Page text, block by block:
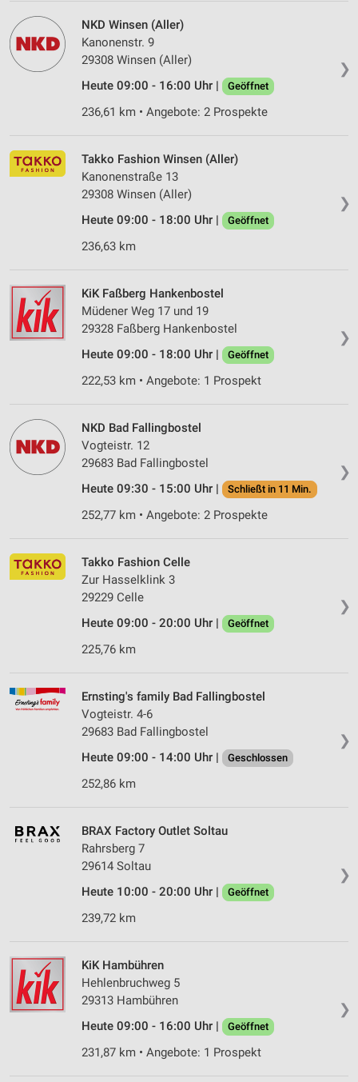
❯
NKD Winsen (Aller)
Kanonenstr. 9
29308 Winsen (Aller)
Heute 09:00 - 16:00 Uhr |
Geöffnet
236,61 km • Angebote: 2 Prospekte
❯
Takko Fashion Winsen (Aller)
Kanonenstraße 13
29308 Winsen (Aller)
Heute 09:00 - 18:00 Uhr |
Geöffnet
236,63 km
❯
KiK Faßberg Hankenbostel
Müdener Weg 17 und 19
29328 Faßberg Hankenbostel
Heute 09:00 - 18:00 Uhr |
Geöffnet
222,53 km • Angebote: 1 Prospekt
❯
NKD Bad Fallingbostel
Vogteistr. 12
29683 Bad Fallingbostel
Heute 09:30 - 15:00 Uhr |
Schließt in 11 Min.
252,77 km • Angebote: 2 Prospekte
❯
Takko Fashion Celle
Zur Hasselklink 3
29229 Celle
Heute 09:00 - 20:00 Uhr |
Geöffnet
225,76 km
❯
Ernsting's family Bad Fallingbostel
Vogteistr. 4-6
29683 Bad Fallingbostel
Heute 09:00 - 14:00 Uhr |
Geschlossen
252,86 km
❯
BRAX Factory Outlet Soltau
Rahrsberg 7
29614 Soltau
Heute 10:00 - 20:00 Uhr |
Geöffnet
239,72 km
❯
KiK Hambühren
Hehlenbruchweg 5
29313 Hambühren
Heute 09:00 - 16:00 Uhr |
Geöffnet
231,87 km • Angebote: 1 Prospekt